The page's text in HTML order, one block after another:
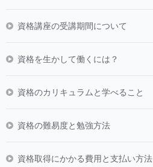
資格講座の受講期間について
資格を生かして働くには？
資格のカリキュラムと学べること
資格の難易度と勉強方法
資格取得にかかる費用と支払い方法